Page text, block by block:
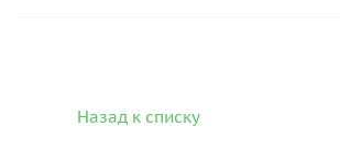
Назад к списку